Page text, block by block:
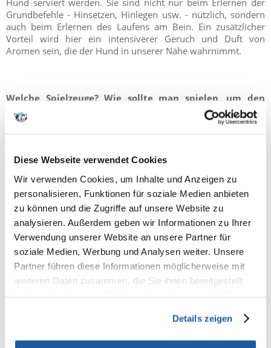
Diese Webseite verwendet Cookies
Wir verwenden Cookies, um Inhalte und Anzeigen zu
personalisieren, Funktionen für soziale Medien anbieten
zu können und die Zugriffe auf unsere Website zu
analysieren. Außerdem geben wir Informationen zu Ihrer
Verwendung unserer Website an unsere Partner für
soziale Medien, Werbung und Analysen weiter. Unsere
Partner führen diese Informationen möglicherweise mit
weiteren Daten zusammen, die Sie ihnen bereitgestellt
Details zeigen
Hund serviert werden. Sie sind nicht nur beim Erlernen der
Grundbefehle - Hinsetzen, Hinlegen usw. - nützlich, sondern
auch beim Erlernen des Laufens am Bein. Ein zusätzlicher
Vorteil wird hier ein intensiverer Geruch und Duft von
Aromen sein, die der Hund in unserer Nähe wahrnimmt.
Welche Spielzeuge? Wie sollte man spielen, um den
Hund zu belohnen?
Das als Belohnung beim Hundetraining verwendete Spielzeug
Elemente enthält. Es sollte klein genug sein, um in eine
Tasche, einen Rucksack oder eine Tüte zu passen. Seine Härte
und Form werden den Vorlieben des Hundes angepasst - es
soll ein Spielzeug sein, das dem Hund gefällt. Aber das
Wichtigste ist, es für den Hund sicher aufzubewahren. Nach
der Trainingseinheit verstecken wir das Spielzeug, um nur die
anteilige Zufriedenheit und den Wunsch des Hundes nach
dem Spielzeug aufrechtzuerhalten.